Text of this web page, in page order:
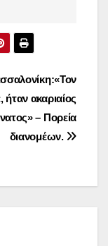
ήταν ακαριαίος
– Πορεία
διανομέων.